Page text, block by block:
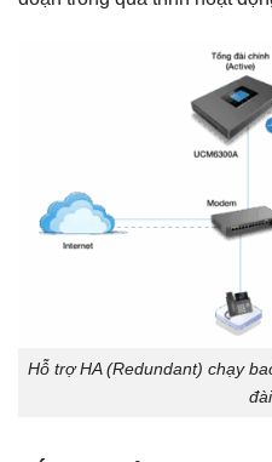
Hỗ trợ HA (Redundant) chạy